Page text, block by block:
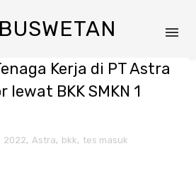
Kerja di PT Astra
BKK SMKN 1
2022, Astra, bkk, tes masuk